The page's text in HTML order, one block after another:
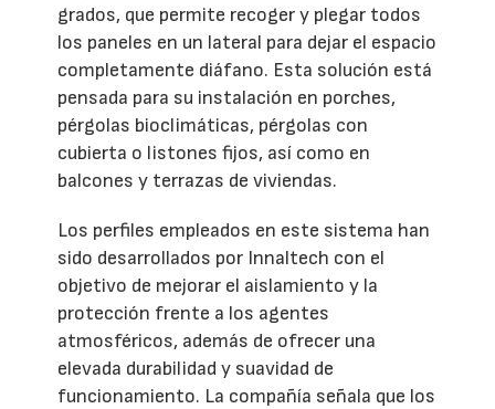
grados, que permite recoger y plegar todos
los paneles en un lateral para dejar el espacio
completamente diáfano. Esta solución está
pensada para su instalación en porches,
pérgolas bioclimáticas, pérgolas con
cubierta o listones fijos, así como en
balcones y terrazas de viviendas.
Los perfiles empleados en este sistema han
sido desarrollados por Innaltech con el
objetivo de mejorar el aislamiento y la
protección frente a los agentes
atmosféricos, además de ofrecer una
elevada durabilidad y suavidad de
funcionamiento. La compañía señala que los